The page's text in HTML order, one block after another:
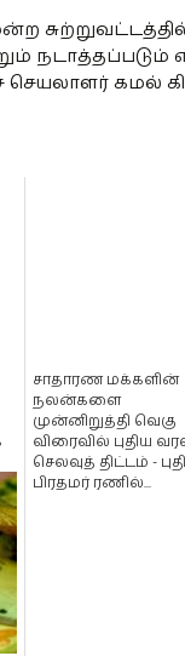
சுற்றுவட்டத்தில்
நடாத்தப்படும்
கமல்
சாதாரண மக்களின்
நலன்களை
முன்னிறுத்தி வெகு
விரைவில் புதிய
செலவுத் திட்டம் -
பிரதமர் ரணில்...